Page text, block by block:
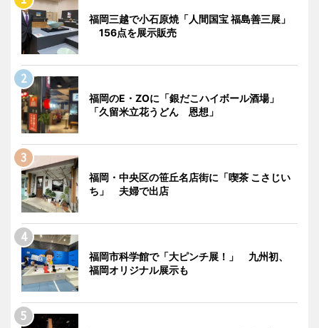
福岡三越で小石原焼「人間国宝 福島善三展」
156点を展示販売
福岡のE・ZOに「銀だこハイボール酒場」
「久留米立花うどん 恩想」
福岡・中央区の笹丘名店街に「喫茶 こさじい
ち」 夫婦で出店
福岡市科学館で「大ピンチ展！」 九州初、
福岡オリジナル展示も